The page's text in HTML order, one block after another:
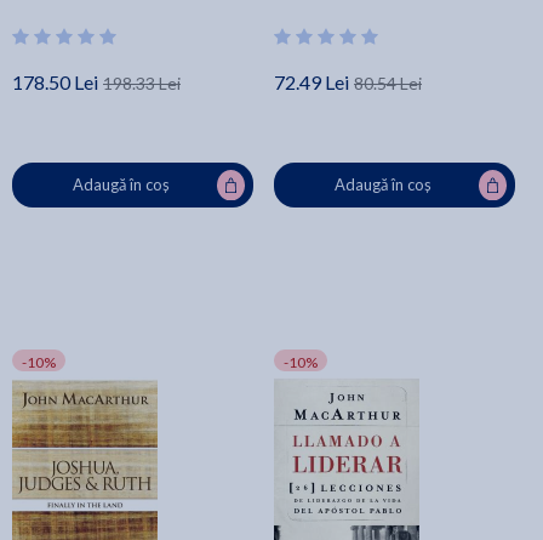
178.50 Lei 198.33 Lei
Adaugă în coș
72.49 Lei 80.54 Lei
Adaugă în coș
-10% -10%